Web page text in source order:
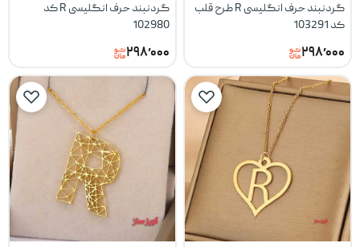
گردنبند حرف انگلیسی R طرح قلب
کد 103291
۲۹۸٬۰۰۰
گردنبند حرف انگلیسی R کد
102980
۲۹۸٬۰۰۰